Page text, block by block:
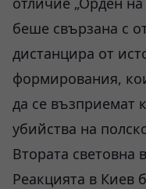
беше свързана с
дистанцира от
формирования,
да се възприемат
убийства на
Втората световна
Реакцията в Киев